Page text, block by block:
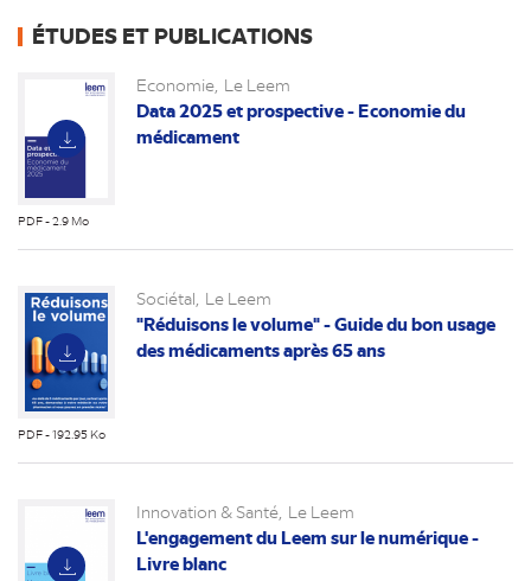
ÉTUDES ET PUBLICATIONS
PDF - 2.9 Mo
Economie Le Leem
Data 2025 et prospective - Economie du
médicament
PDF - 192.95 Ko
Sociétal Le Leem
"Réduisons le volume" - Guide du bon usage
des médicaments après 65 ans
Innovation & Santé Le Leem
L'engagement du Leem sur le numérique -
Livre blanc